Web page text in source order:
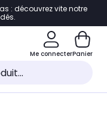
: découvrez vite notre
Me connecterPanier